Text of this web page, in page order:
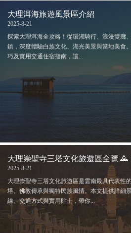
大理洱海旅遊風景區介紹
2025-8-21
探索大理洱海全攻略！從環湖騎行、浪漫雙廊
鎮，深度體驗白族文化、湖光美景與當地美食
巧及實用交通住宿指南，讓...
大理崇聖寺三塔文化旅遊區全覽 🌄
2025-8-21
大理崇聖寺三塔文化旅遊區是雲南最具代表性
塔、佛教傳承與獨特民族風情。本文提供詳細
線、交通方式與實用貼士，帶你...